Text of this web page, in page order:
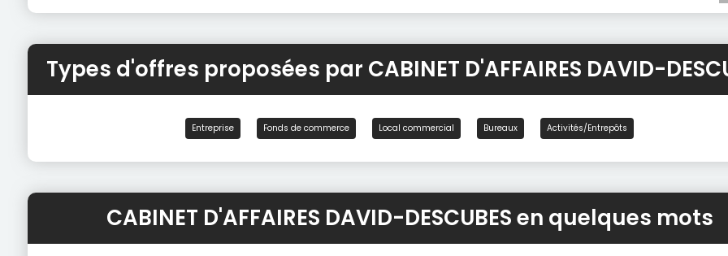
Types d'offres proposées par CABINET D'AFFAIRES DAVID-
Entreprise Fonds de commerce Local commercial Bureaux Activités/Entrepôts
CABINET D'AFFAIRES DAVID-DESCUBES en quelques mots